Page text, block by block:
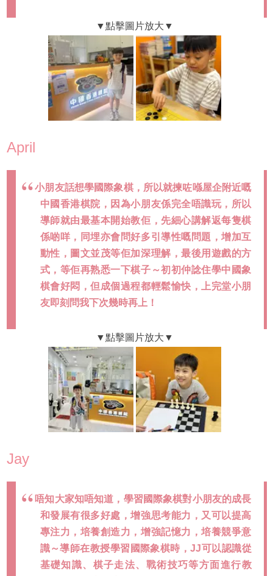
April
小朋友話想學國際象棋，所以就揀咗喺屋企附近嘅
中國香港棋院，因為小朋友係完全唔識玩，所以
導師就由最基本開始教佢，先細心講解返每隻棋
係啲咩，同埋亦會問好多引導性嘅問題，增加互
動性，圖文並茂等佢加深理解，最後用遊戲的方
式，等佢再熟悉一下棋子～初初仲諗住學中國象
棋會好悶，但成個過程都輕鬆愉快，上完堂小朋
友即刻問我下次幾時再上！
Jay
唔知大家知唔知道，學習國際象棋對小朋友的成長
和發展有很多好處，增強思考能力，又可以提高
專注力，培養創造力，增強記憶力，培養競爭意
識～導師在教授學習國際象棋時，JJ可以認識從
基礎知識、棋子走法、戰術技巧等方面進行教